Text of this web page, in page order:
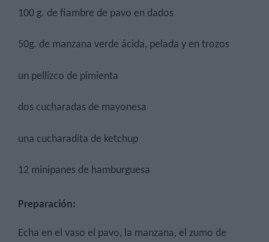
100 g. de fiambre de pavo en dados
50g. de manzana verde ácida, pelada y en trozos
un pellizco de pimienta
dos cucharadas de mayonesa
una cucharadita de ketchup
12 minipanes de hamburguesa
Preparación:
Echa en el vaso el pavo, la manzana, el zumo de